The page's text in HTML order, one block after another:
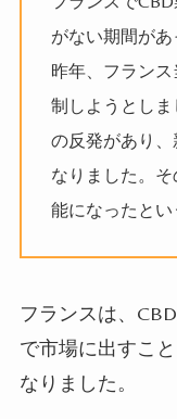
がない期間があ
昨年、フラン
制しようとし
の反発があり
なりました。
能になったと
フランスは、
で市場に出すこ
なりました。